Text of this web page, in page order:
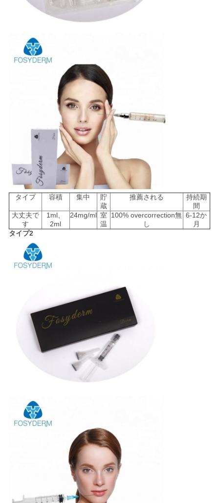
タイプ 容積 集中
貯
蔵
推薦される
持続期
間
大丈夫で
す
1ml、
2ml
24mg/ml 室
温
100% overcorrection無
し
6-12か
月
タイプ2